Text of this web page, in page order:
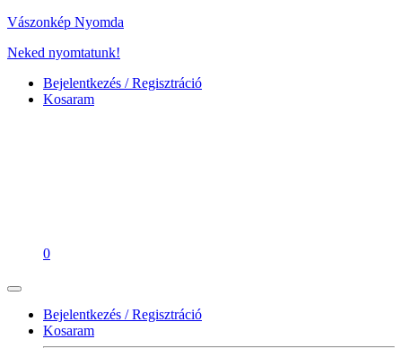
Vászonkép Nyomda
Neked nyomtatunk!
Bejelentkezés / Regisztráció
Kosaram
0
Bejelentkezés / Regisztráció
Kosaram